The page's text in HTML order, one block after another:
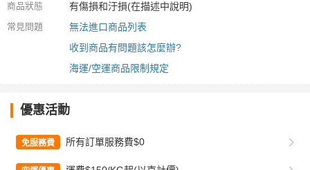
商品狀態 有傷損和汙損(在描述中說明)
常見問題
無法進口商品列表
收到商品有問題該怎麼辦?
海運/空運商品限制規定
優惠活動
免服務費 所有訂單服務費$0